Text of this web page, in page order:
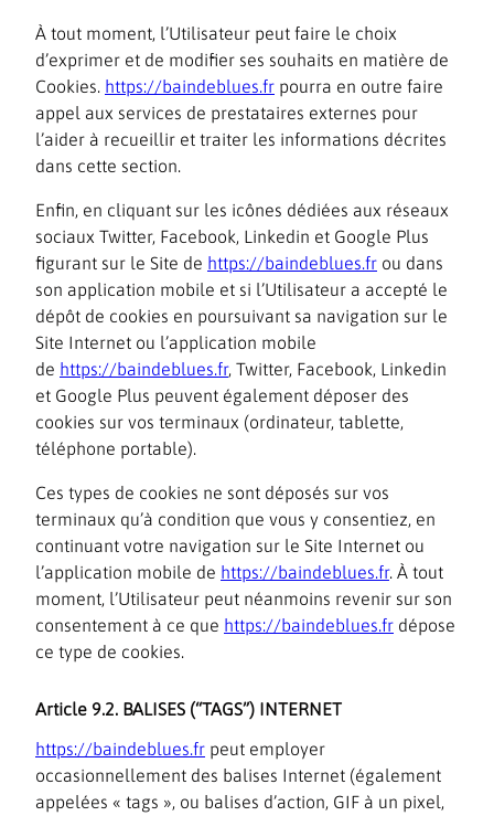
À tout moment, l’Utilisateur peut faire le choix
d’exprimer et de modifier ses souhaits en matière de
Cookies. https://baindeblues.fr pourra en outre faire
appel aux services de prestataires externes pour
l’aider à recueillir et traiter les informations décrites
dans cette section.
Enfin, en cliquant sur les icônes dédiées aux réseaux
sociaux Twitter, Facebook, Linkedin et Google Plus
figurant sur le Site de https://baindeblues.fr ou dans
son application mobile et si l’Utilisateur a accepté le
dépôt de cookies en poursuivant sa navigation sur le
Site Internet ou l’application mobile
de https://baindeblues.fr, Twitter, Facebook, Linkedin
et Google Plus peuvent également déposer des
cookies sur vos terminaux (ordinateur, tablette,
téléphone portable).
Ces types de cookies ne sont déposés sur vos
terminaux qu’à condition que vous y consentiez, en
continuant votre navigation sur le Site Internet ou
l’application mobile de https://baindeblues.fr. À tout
moment, l’Utilisateur peut néanmoins revenir sur son
consentement à ce que https://baindeblues.fr dépose
ce type de cookies.
Article 9.2. BALISES (“TAGS”) INTERNET
https://baindeblues.fr peut employer
occasionnellement des balises Internet (également
appelées « tags », ou balises d’action, GIF à un pixel,